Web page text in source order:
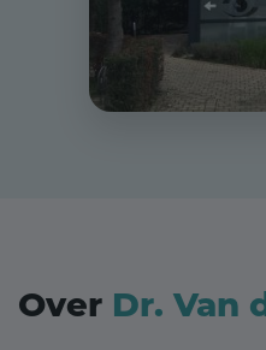
Over Dr. Van